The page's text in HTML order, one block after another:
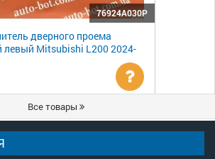
76924A030P
дверного проема
левый Mitsubishi L200 2024-
Уточнить
цену
Все товары